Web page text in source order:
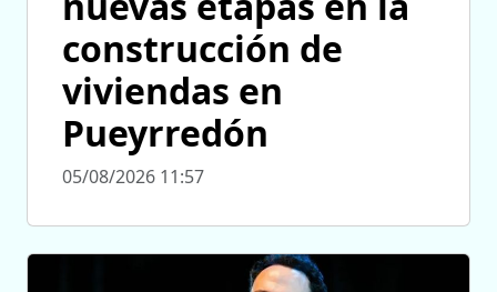
construcción de
viviendas en
Pueyrredón
05/08/2026 11:57